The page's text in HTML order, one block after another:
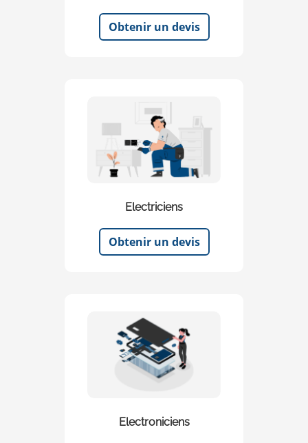
Obtenir un devis
Electriciens
Obtenir un devis
Electroniciens